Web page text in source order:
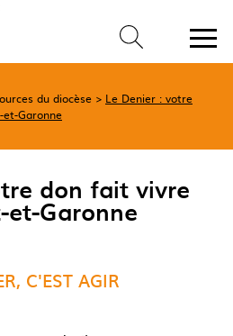
du diocèse
Le Denier : votre
Garonne
don fait vivre
Garonne
C'EST AGIR